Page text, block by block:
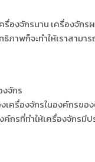
รื่องจักรนาน เครื่องจั
ธิภาพก็จะทำให้เราสา
จักร
เครื่องจักรในองค์กรขอ
กรที่ทำให้เครื่องจักร